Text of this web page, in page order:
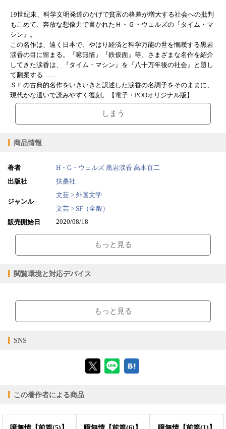
19世紀末、科学文明発達のかげで貧富の格差が増大する社会への批判
もこめて、奔放な想像力で書かれたＨ・Ｇ・ウェルズの『タイム・マ
シン』。
この名作は、遠く日本で、やはり経済と科学万能の世を慨嘆する黒岩
涙香の目に留まる。『噫無情』『鉄仮面』等、さまざまな名作を紹介
してきた涙香は、『タイム・マシン』を『八十万年後の社会』と題し
て翻案する……
ＳＦの古典的名作をいきいきと訳述した涙香の名調子をそのままに、
現代かな遣いで読みやすく復刻。【電子・PODオリジナル版】
しまう
商品情報
著者 H・G・ウェルズ 黒岩涙香 高木直二
出版社
扶桑社
ジャンル
文芸 > 外国文学
文芸 > SF（全般）
販売開始日
2020/08/18
ファイルサイズ 1.90MB
もっと見る
閲覧環境と対応デバイス
ブラウザビューア・PC版ConTenDoビューア・モバイルビューア
【対応デバイス】
【PC版ConTenDoビューア】
もっと見る
SNS
この著作者による商品